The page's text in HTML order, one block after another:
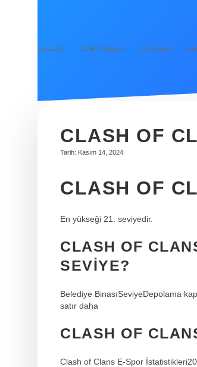
Anasayfa Gizlilik Politikası Yasal Uyarı
CLASH OF
Tarih: Kasım 14, 2024
CLASH OF
En yükseği 21. seviyedir.
CLASH OF
SEVIYE?
Belediye BinasıSeviyeDepolama
satır daha
CLASH OF
Clash of Clans E-Spor